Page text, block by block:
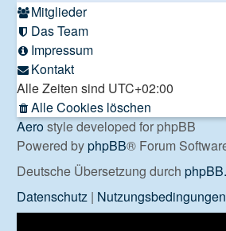
Mitglieder
Das Team
Impressum
Kontakt
Alle Zeiten sind UTC+02:00
Alle Cookies löschen
Aerostyle developed for phpBB
Powered byphpBB® Forum
Deutsche Übersetzung durch
Datenschutz | Nutzungsbedingungen